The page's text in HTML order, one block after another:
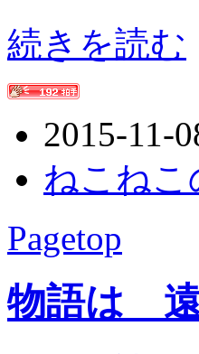
続きを読む
2015-11-
ねこねこ
Pagetop
物語は 遠